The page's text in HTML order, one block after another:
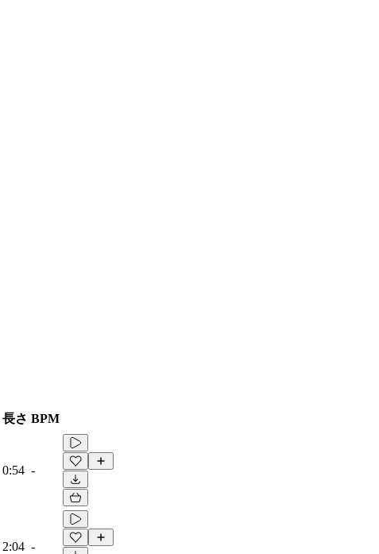
長さ BPM
0:54 -
2:04 -